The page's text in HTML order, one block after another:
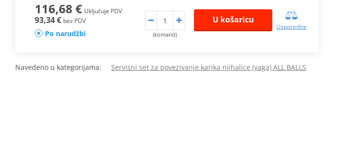
116,68 € Uključuje PDV
93,34 € bez PDV
Po narudžbi (komand)
U košaricu
Usporedite
Navedeno u kategorijama: Servisni set za povezivanje karika njihalice (vaga) ALL BALLS